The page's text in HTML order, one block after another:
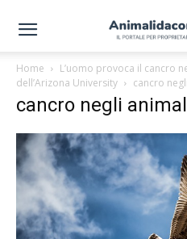
Home
L’uomo provoca il cancro
dell’Arizona University
cancro
cancro negli